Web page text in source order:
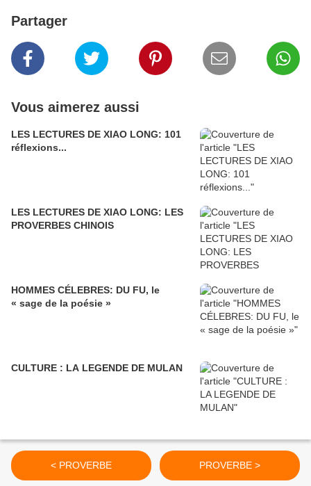
Partager
Vous aimerez aussi
LES LECTURES DE XIAO LONG: 101
réflexions...
LES LECTURES DE XIAO LONG: LES
PROVERBES CHINOIS
HOMMES CÉLEBRES: DU FU, le
« sage de la poésie »
CULTURE : LA LEGENDE DE MULAN
< PROVERBE PROVERBE >